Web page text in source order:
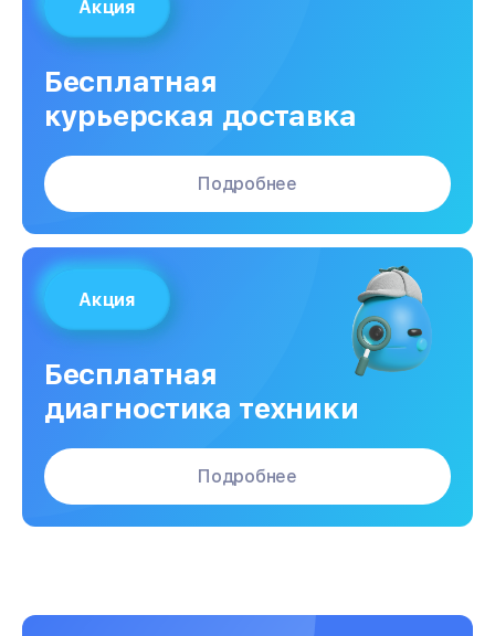
Акция
Бесплатная
курьерская доставка
Подробнее
Акция
Бесплатная
диагностика техники
Подробнее